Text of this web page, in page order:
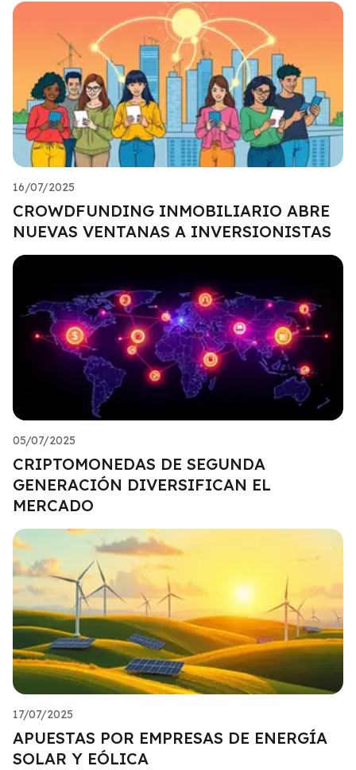
16/07/2025
CROWDFUNDING INMOBILIARIO ABRE
NUEVAS VENTANAS A INVERSIONISTAS
05/07/2025
CRIPTOMONEDAS DE SEGUNDA
GENERACIÓN DIVERSIFICAN EL
MERCADO
17/07/2025
APUESTAS POR EMPRESAS DE ENERGÍA
SOLAR Y EÓLICA